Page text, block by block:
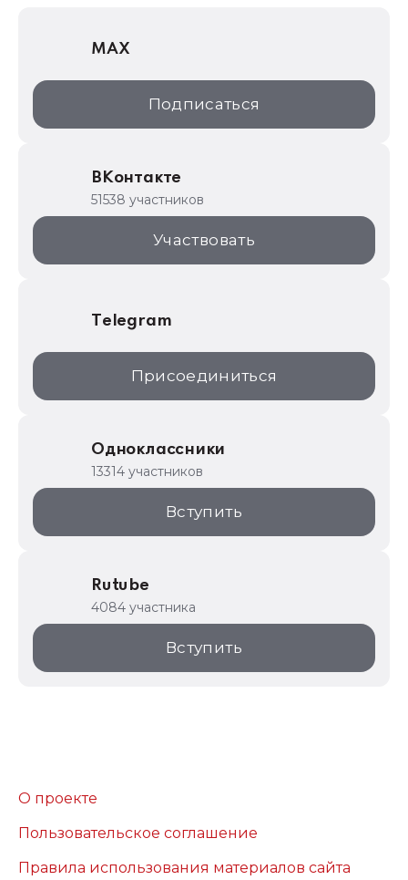
1С:Дистрибьюция
1С:Образование
ИТС.1C.ru
1С:Торговая площадка
MAX
Подписаться
ВКонтакте
51538 участников
Участвовать
Telegram
Присоединиться
Одноклассники
13314 участников
Вступить
Rutube
4084 участника
Вступить
О проекте
Пользовательское соглашение
Правила использования материалов сайта